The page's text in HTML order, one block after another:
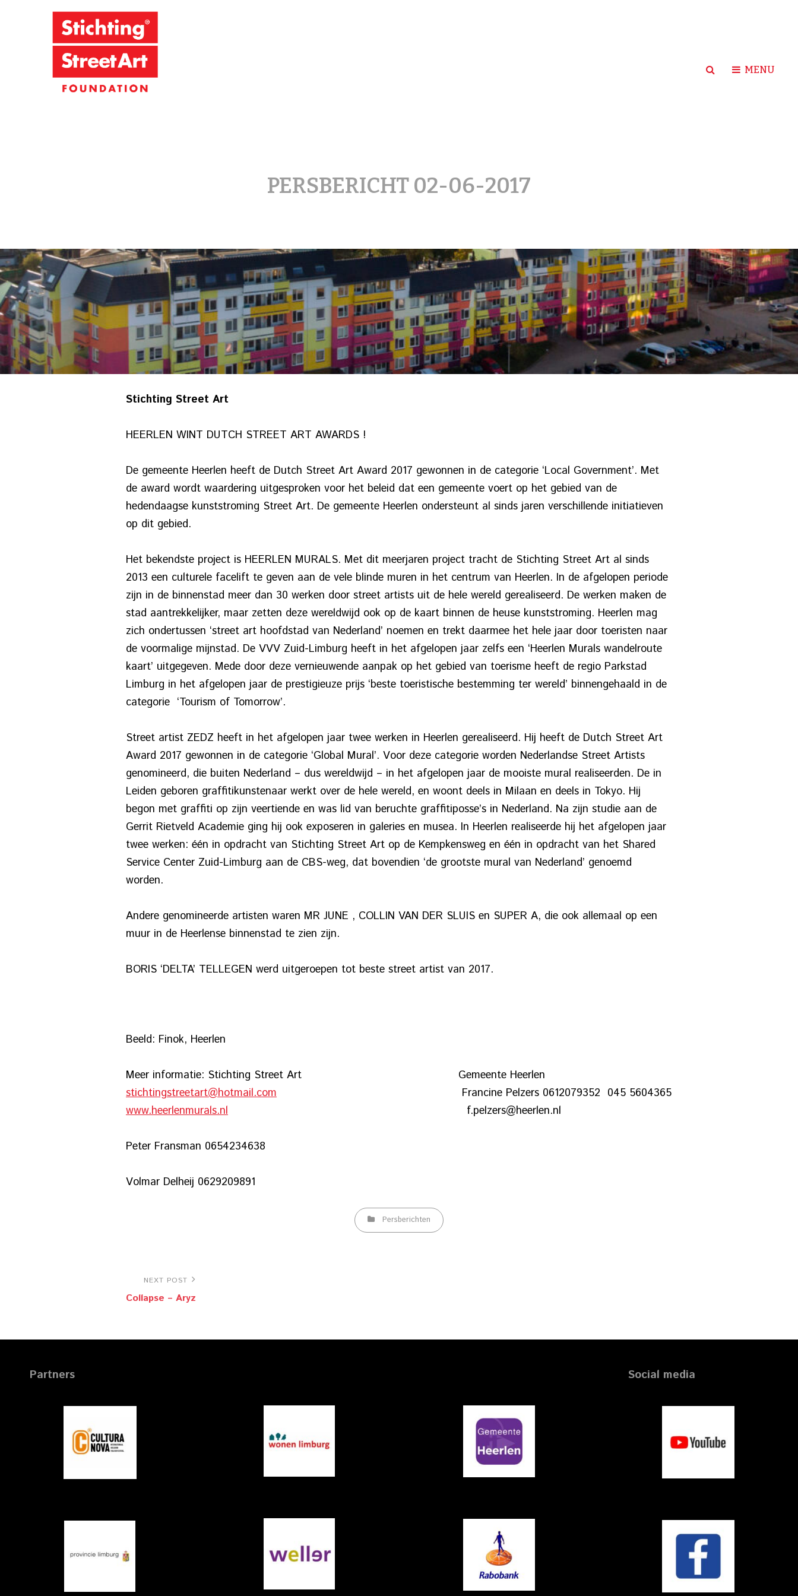
SEARCHMENU
PERSBERICHT 02-06-2017
Stichting Street Art
HEERLEN WINT DUTCH STREET ART AWARDS !
De gemeente Heerlen heeft de Dutch Street Art Award 2017 gewonnen in de categorie ‘Local Government’. Met
de award wordt waardering uitgesproken voor het beleid dat een gemeente voert op het gebied van de
hedendaagse kunststroming Street Art. De gemeente Heerlen ondersteunt al sinds jaren verschillende initiatieven
op dit gebied.
Het bekendste project is HEERLEN MURALS. Met dit meerjaren project tracht de Stichting Street Art al sinds
2013 een culturele facelift te geven aan de vele blinde muren in het centrum van Heerlen. In de afgelopen periode
zijn in de binnenstad meer dan 30 werken door street artists uit de hele wereld gerealiseerd. De werken maken de
stad aantrekkelijker, maar zetten deze wereldwijd ook op de kaart binnen de heuse kunststroming. Heerlen mag
zich ondertussen ‘street art hoofdstad van Nederland’ noemen en trekt daarmee het hele jaar door toeristen naar
de voormalige mijnstad. De VVV Zuid-Limburg heeft in het afgelopen jaar zelfs een ‘Heerlen Murals wandelroute
kaart’ uitgegeven. Mede door deze vernieuwende aanpak op het gebied van toerisme heeft de regio Parkstad
Limburg in het afgelopen jaar de prestigieuze prijs ‘beste toeristische bestemming ter wereld’ binnengehaald in de
categorie ‘Tourism of Tomorrow’.
Street artist ZEDZ heeft in het afgelopen jaar twee werken in Heerlen gerealiseerd. Hij heeft de Dutch Street Art
Award 2017 gewonnen in de categorie ‘Global Mural’. Voor deze categorie worden Nederlandse Street Artists
genomineerd, die buiten Nederland – dus wereldwijd – in het afgelopen jaar de mooiste mural realiseerden. De in
Leiden geboren graffitikunstenaar werkt over de hele wereld, en woont deels in Milaan en deels in Tokyo. Hij
begon met graffiti op zijn veertiende en was lid van beruchte graffitiposse’s in Nederland. Na zijn studie aan de
Gerrit Rietveld Academie ging hij ook exposeren in galeries en musea. In Heerlen realiseerde hij het afgelopen jaar
twee werken: één in opdracht van Stichting Street Art op de Kempkensweg en één in opdracht van het Shared
Service Center Zuid-Limburg aan de CBS-weg, dat bovendien ‘de grootste mural van Nederland’ genoemd
worden.
Andere genomineerde artisten waren MR JUNE , COLLIN VAN DER SLUIS en SUPER A, die ook allemaal op een
muur in de Heerlense binnenstad te zien zijn.
BORIS ‘DELTA’ TELLEGEN werd uitgeroepen tot beste street artist van 2017.
Beeld: Finok, Heerlen
Meer informatie: Stichting Street Art Gemeente Heerlen
stichtingstreetart@hotmail.com Francine Pelzers 0612079352 045 5604365
www.heerlenmurals.nl f.pelzers@heerlen.nl
Peter Fransman 0654234638
Volmar Delheij 0629209891
Categories
Persberichten
Bericht
navigatie
Next
Post
NEXT POST
Collapse – Aryz
Partners Social media